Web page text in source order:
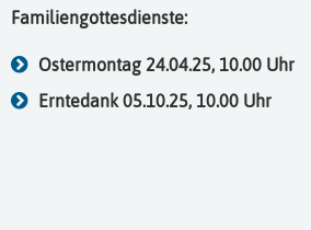
Familiengottesdienste:
Ostermontag 24.04.25, 10.00 Uhr
Erntedank 05.10.25, 10.00 Uhr